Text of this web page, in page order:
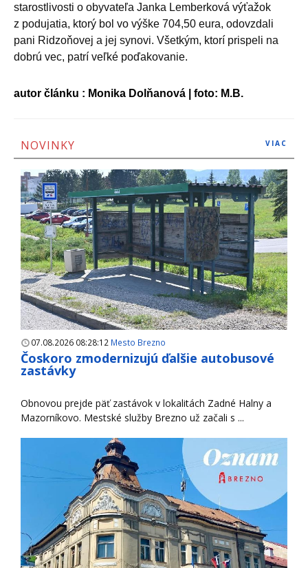
starostlivosti o obyvateľa Janka Lemberková výťažok
z podujatia, ktorý bol vo výške 704,50 eura, odovzdali
pani Ridzoňovej a jej synovi. Všetkým, ktorí prispeli na
dobrú vec, patrí veľké poďakovanie.
autor článku : Monika Dolňanová | foto: M.B.
NOVINKY VIAC
07.08.2026 08:28:12 Mesto Brezno
Čoskoro zmodernizujú ďalšie autobusové
zastávky
Obnovou prejde päť zastávok v lokalitách Zadné Halny a
Mazorníkovo. Mestské služby Brezno už začali s ...